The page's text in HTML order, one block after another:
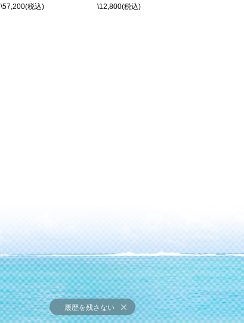
\57,200(税込) \12,800(税込)
履歴を残さない